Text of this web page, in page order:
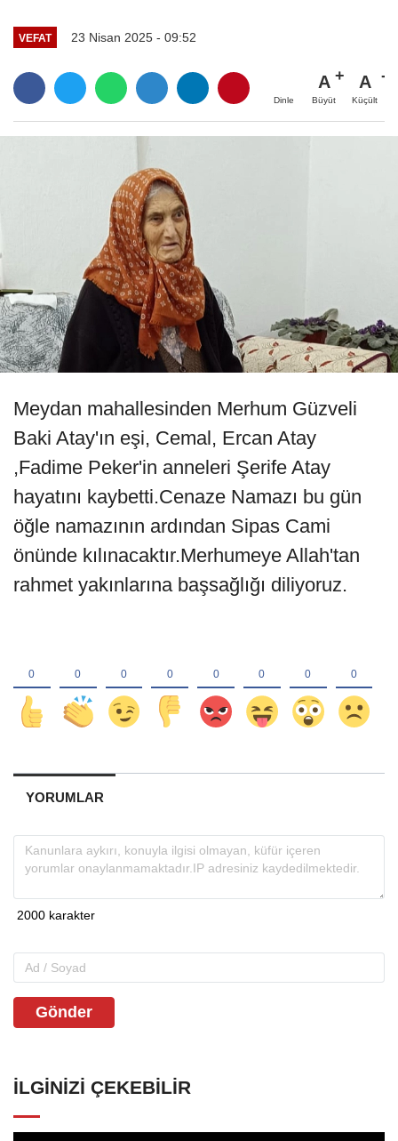
VEFAT 23 Nisan 2025 - 09:52
Dinle
A
Büyüt
A
Küçült
Meydan mahallesinden Merhum Güzveli
Baki Atay'ın eşi, Cemal, Ercan Atay
,Fadime Peker'in anneleri Şerife Atay
hayatını kaybetti.Cenaze Namazı bu gün
öğle namazının ardından Sipas Cami
önünde kılınacaktır.Merhumeye Allah'tan
rahmet yakınlarına başsağlığı diliyoruz.
YORUMLAR
Gönder
İLGINIZI ÇEKEBILIR